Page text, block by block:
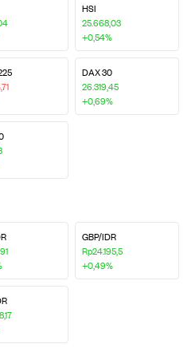
HSI
25.668,03
+0,54%
DAX 30
26.319,45
+0,69%
GBP/IDR
Rp24.195,5
+0,49%